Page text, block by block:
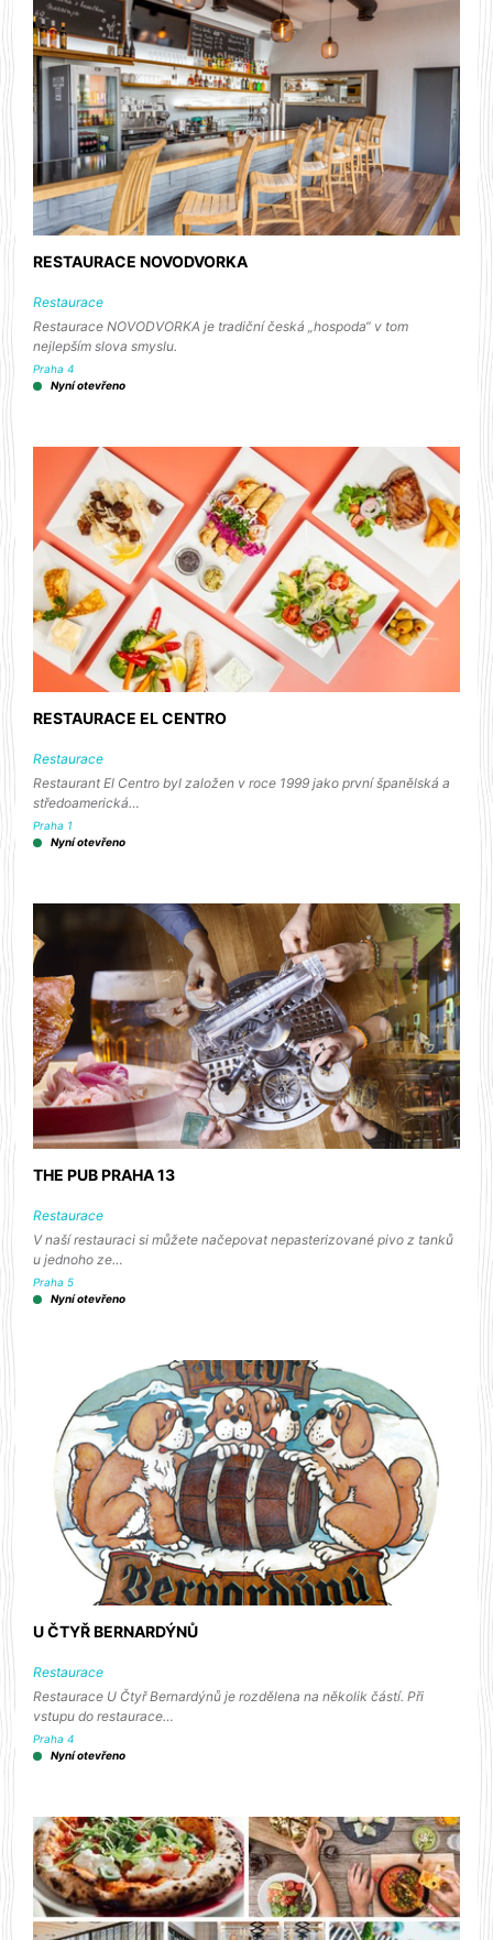
RESTAURACE NOVODVORKA
Restaurace
Restaurace NOVODVORKA je tradiční česká „hospoda“ v tom
nejlepším slova smyslu.
Praha 4
Nyní otevřeno
RESTAURACE EL CENTRO
Restaurace
Restaurant El Centro byl založen v roce 1999 jako první španělská a
středoamerická…
Praha 1
Nyní otevřeno
THE PUB PRAHA 13
Restaurace
V naší restauraci si můžete načepovat nepasterizované pivo z tanků
u jednoho ze…
Praha 5
Nyní otevřeno
U ČTYŘ BERNARDÝNŮ
Restaurace
Restaurace U Čtyř Bernardýnů je rozdělena na několik částí. Při
vstupu do restaurace…
Praha 4
Nyní otevřeno